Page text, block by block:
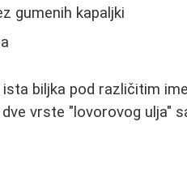
gumenih kapaljki
biljka pod različitim
vrste "lovorovog ulja"